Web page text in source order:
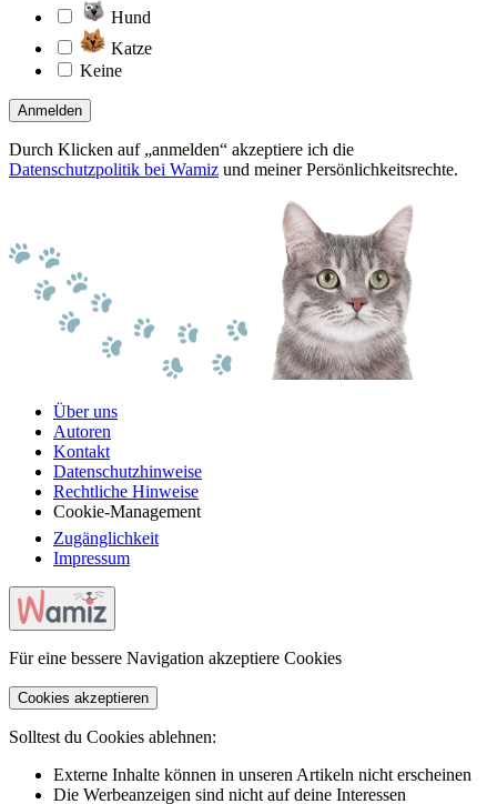
Hund
Katze
Keine
Anmelden
Durch Klicken auf „anmelden“ akzeptiere ich die
Datenschutzpolitik bei Wamiz und meiner Persönlichkeitsrechte.
Über uns
Autoren
Kontakt
Datenschutzhinweise
Rechtliche Hinweise
Cookie-Management
Zugänglichkeit
Impressum
Für eine bessere Navigation akzeptiere Cookies
Cookies akzeptieren
Solltest du Cookies ablehnen:
Externe Inhalte können in unseren Artikeln nicht erscheinen
Die Werbeanzeigen sind nicht auf deine Interessen